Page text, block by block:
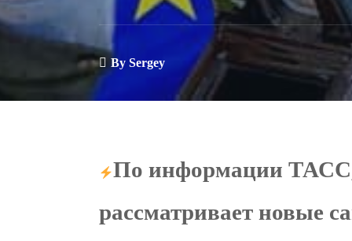
By Sergey
По информации
рассматривает новые